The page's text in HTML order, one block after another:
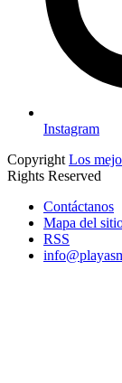
Instagram
Copyright Los
Rights Reserved
Contáctanos
Mapa del
RSS